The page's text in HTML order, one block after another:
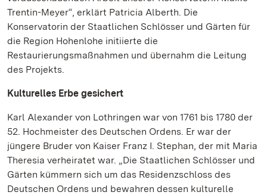
Trentin-Meyer“, erklärt Patricia Alberth. Die
Konservatorin der Staatlichen Schlösser und Gärten für
die Region Hohenlohe initiierte die
Restaurierungsmaßnahmen und übernahm die Leitung
des Projekts.
Kulturelles Erbe gesichert
Karl Alexander von Lothringen war von 1761 bis 1780 der
52. Hochmeister des Deutschen Ordens. Er war der
jüngere Bruder von Kaiser Franz I. Stephan, der mit Maria
Theresia verheiratet war. „Die Staatlichen Schlösser und
Gärten kümmern sich um das Residenzschloss des
Deutschen Ordens und bewahren dessen kulturelle